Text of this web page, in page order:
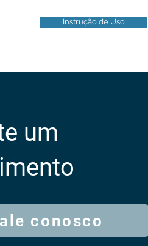
Instrução de Uso
um
conosco